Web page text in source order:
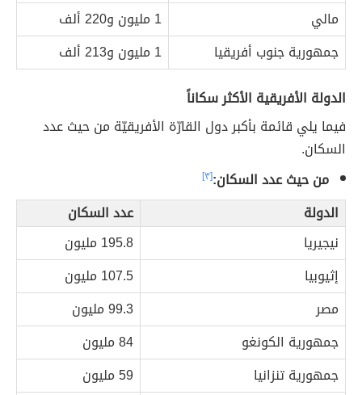
مالي
1 مليون و220 ألف
جمهورية جنوب أفريقيا
1 مليون و213 ألف
الدولة الأفريقية الأكثر سكاناً
فيما يلي قائمة بأكبر دول القارّة الأفريقيّة من حيث عدد
السكان.
من حيث عدد السكان:[٣]
الدولة
عدد السكان
نيجيريا
195.8 مليون
إثيوبيا
107.5 مليون
مصر
99.3 مليون
جمهورية الكونغو
84 مليون
جمهورية تنزانيا
59 مليون